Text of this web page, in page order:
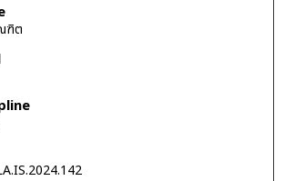
ฑิต